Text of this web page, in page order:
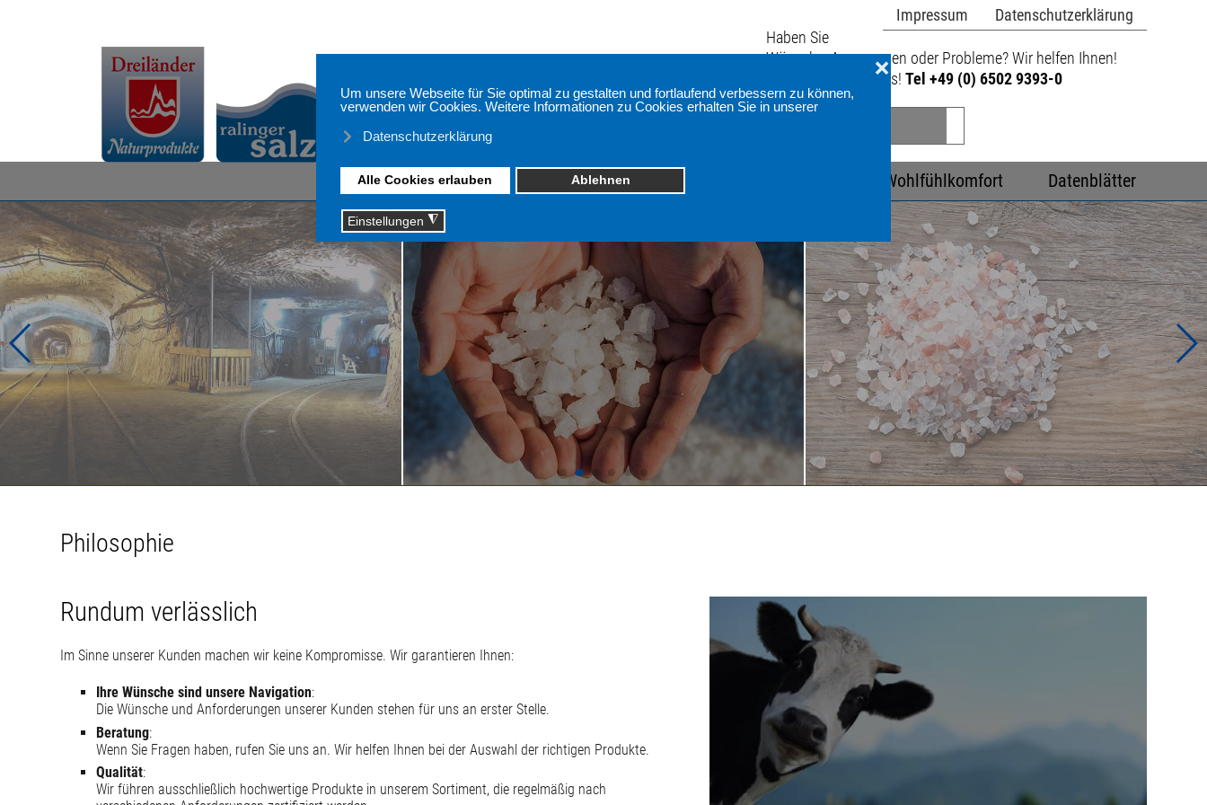
Impressum
Datenschutzerklärung
Haben Sie
Wünsche, Anregungen oder Probleme? Wir helfen Ihnen!
Sprechen Sie mit uns!Tel +49 (0) 6502 9393-0
Startseite Unternehmen Produkte Wohlfühlkomfort Datenblätter
Philosophie
Rundum verlässlich
Im Sinne unserer Kunden machen wir keine Kompromisse. Wir garantieren Ihnen:
Ihre Wünsche sind unsere Navigation:
Die Wünsche und Anforderungen unserer Kunden stehen für uns an erster Stelle.
Beratung:
Wenn Sie Fragen haben, rufen Sie uns an. Wir helfen Ihnen bei der Auswahl der richtigen Produkte.
Qualität:
Wir führen ausschließlich hochwertige Produkte in unserem Sortiment, die regelmäßig nach